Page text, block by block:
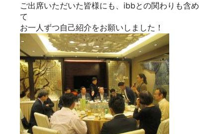
ご出席いただいた皆様にも、ibbとの関わりも含め
て
お一人ずつ自己紹介をお願いしました！